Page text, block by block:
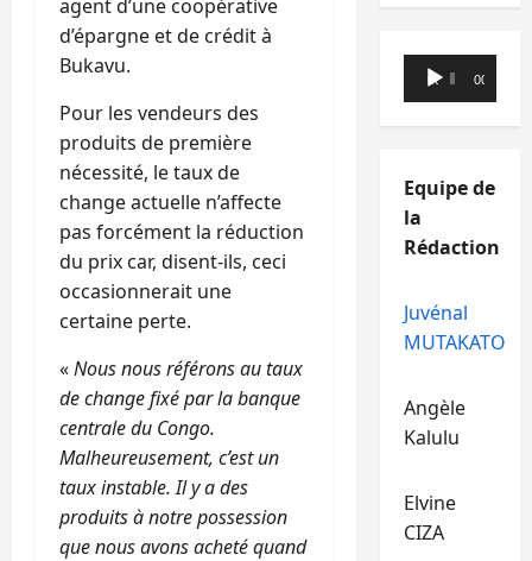
agent d’une coopérative
d’épargne et de crédit à
Bukavu.
Pour les vendeurs des
produits de première
nécessité, le taux de
change actuelle n’affecte
pas forcément la réduction
du prix car, disent-ils, ceci
occasionnerait une
certaine perte.
«Nous nous référons au taux
de change fixé par la banque
centrale du Congo.
Malheureusement, c’est un
taux instable. Il y a des
produits à notre possession
que nous avons acheté quand
Lecteur
audio
00:00 00:00
Equipe de
la
Rédaction
Juvénal
MUTAKATO
Angèle
Kalulu
Elvine
CIZA